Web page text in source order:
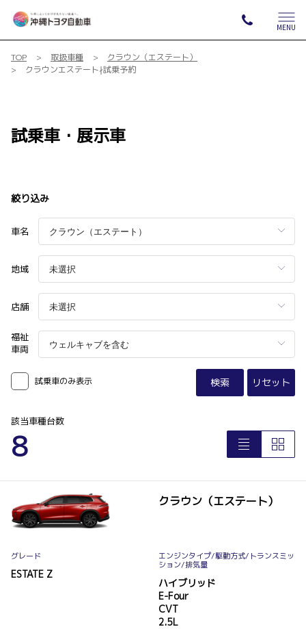
MENU
TOP 取扱車種
クラウン（エステート）
クラウンエステート∤試乗予約
試乗車・展示車
絞り込み
車名
地域
店舗
福祉
車両
試乗車のみ表示 検索 リセット
該当車種台数
8
クラウン（エステート）
グレード
ESTATE Z
エンジンタイプ/駆動方式/ トランスミッ
ション/排気量
ハイブリッド
E-Four
CVT
2.5L